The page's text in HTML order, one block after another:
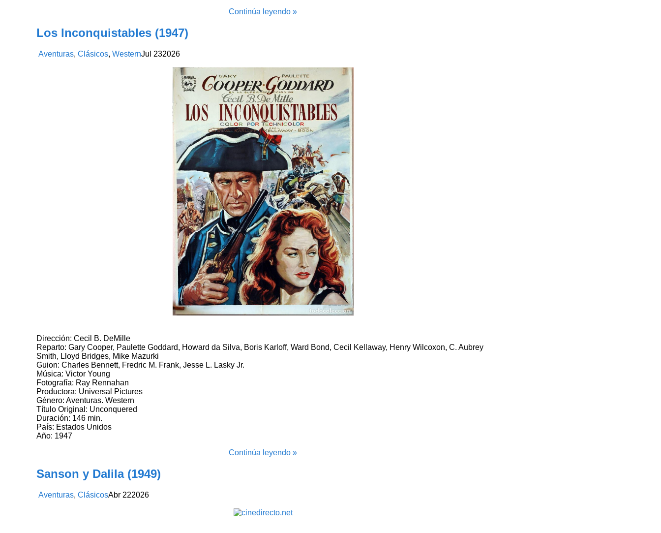
Continúa leyendo »
Los Inconquistables (1947)
Aventuras,Clásicos,WesternJul 232026
Dirección: Cecil B. DeMille
Reparto: Gary Cooper, Paulette Goddard, Howard da Silva, Boris Karloff, Ward Bond, Cecil Kellaway, Henry Wilcoxon, C. Aubrey
Smith, Lloyd Bridges, Mike Mazurki
Guion: Charles Bennett, Fredric M. Frank, Jesse L. Lasky Jr.
Música: Victor Young
Fotografía: Ray Rennahan
Productora: Universal Pictures
Género: Aventuras. Western
Título Original: Unconquered
Duración: 146 min.
País: Estados Unidos
Año: 1947
Continúa leyendo »
Sanson y Dalila (1949)
Aventuras,ClásicosAbr 222026